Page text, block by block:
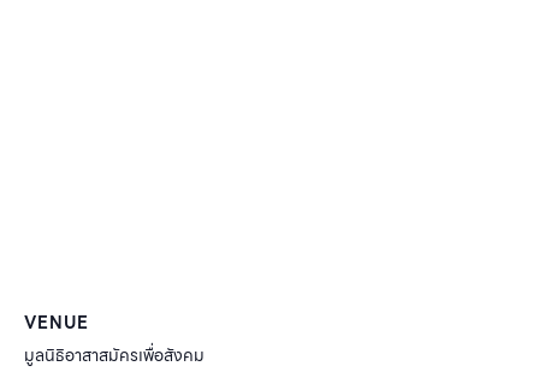
VENUE
มูลนิธิอาสาสมัครเพื่อสังคม